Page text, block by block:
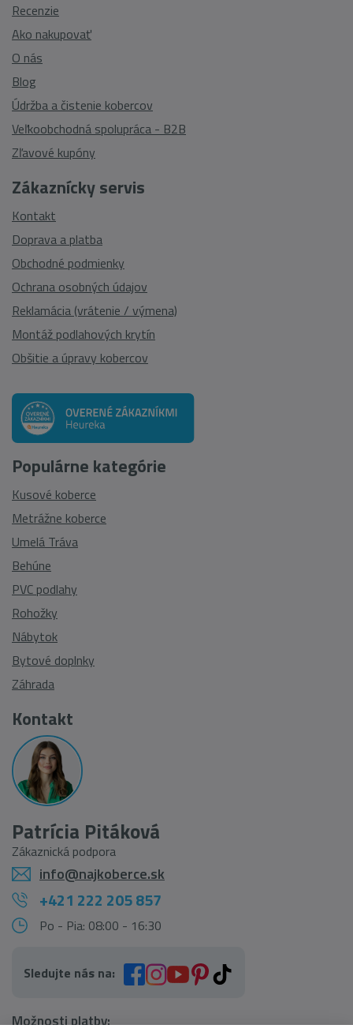
Zákaznícky servis
Kontakt
Doprava a platba
Obchodné podmienky
Ochrana osobných údajov
Reklamácia (vrátenie / výmena)
Montáž podlahových krytín
Obšitie a úpravy kobercov
Recenzie
Ako nakupovať
O nás
Blog
Údržba a čistenie kobercov
Veľkoobchodná spolupráca - B2B
Zľavové kupóny
Populárne kategórie
Kusové koberce
Metrážne koberce
Umelá Tráva
Behúne
PVC podlahy
Rohožky
Nábytok
Bytové doplnky
Záhrada
Kontakt
Patrícia Pitáková
Zákaznická podpora
info@najkoberce.sk
+421 222 205 857
Po - Pia: 08:00 - 16:30
Sledujte nás na:
Možnosti platby: